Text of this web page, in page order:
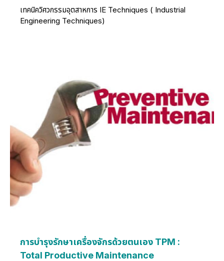
เทคนิควิศวกรรมอุตสาหการ IE Techniques ( Industrial
Engineering Techniques)
การบำรุงรักษาเครื่องจักรด้วยตนเอง TPM :
Total Productive Maintenance